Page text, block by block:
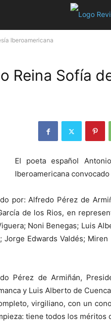
Iberoamericana
Reina Sofía
El poeta español
Iberoamericana
por: Alfredo Pérez de
de los Rios, en
Noni Benegas; Luis
Edwards Valdés;
Pérez de Armiñán,
y Luis Alberto de
virgiliano, con un
tiene todos los méritos